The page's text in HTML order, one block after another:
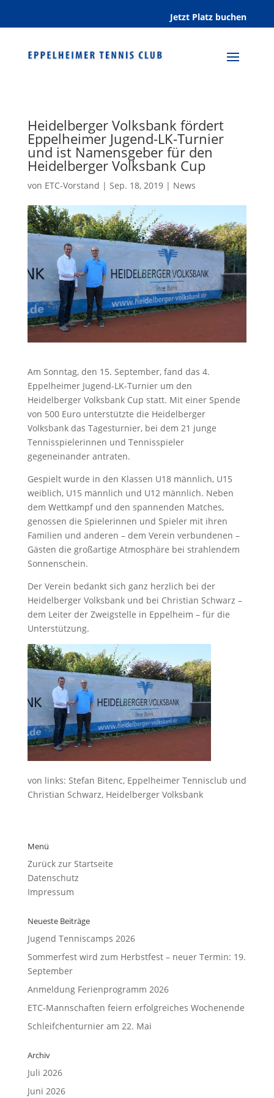
Jetzt Platz buchen
Heidelberger Volksbank fördert
Eppelheimer Jugend-LK-Turnier
und ist Namensgeber für den
Heidelberger Volksbank Cup
von ETC-Vorstand | Sep. 18, 2019| News
Am Sonntag, den 15. September, fand das 4.
Eppelheimer Jugend-LK-Turnier um den
Heidelberger Volksbank Cup statt. Mit einer Spende
von 500 Euro unterstützte die Heidelberger
Volksbank das Tagesturnier, bei dem 21 junge
Tennisspielerinnen und Tennisspieler
gegeneinander antraten.
Gespielt wurde in den Klassen U18 männlich, U15
weiblich, U15 männlich und U12 männlich. Neben
dem Wettkampf und den spannenden Matches,
genossen die Spielerinnen und Spieler mit ihren
Familien und anderen – dem Verein verbundenen –
Gästen die großartige Atmosphäre bei strahlendem
Sonnenschein.
Der Verein bedankt sich ganz herzlich bei der
Heidelberger Volksbank und bei Christian Schwarz –
dem Leiter der Zweigstelle in Eppelheim – für die
Unterstützung.
von links: Stefan Bitenc, Eppelheimer Tennisclub und
Christian Schwarz, Heidelberger Volksbank
Menü
Zurück zur Startseite
Datenschutz
Impressum
Neueste Beiträge
Jugend Tenniscamps 2026
Sommerfest wird zum Herbstfest – neuer Termin: 19.
September
Anmeldung Ferienprogramm 2026
ETC-Mannschaften feiern erfolgreiches Wochenende
Schleifchenturnier am 22. Mai
Archiv
Juli 2026
Juni 2026